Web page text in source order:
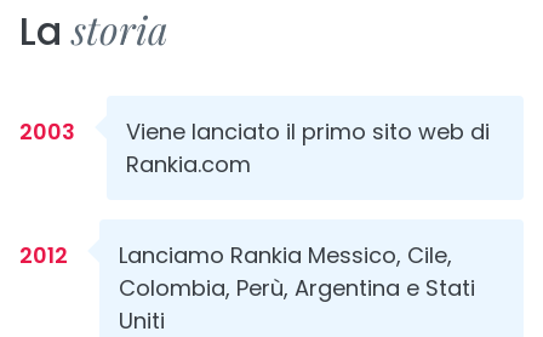
La storia
2003
Viene lanciato il primo sito web di
Rankia.com
2012
Lanciamo Rankia Messico, Cile,
Colombia, Perù, Argentina e Stati
Uniti